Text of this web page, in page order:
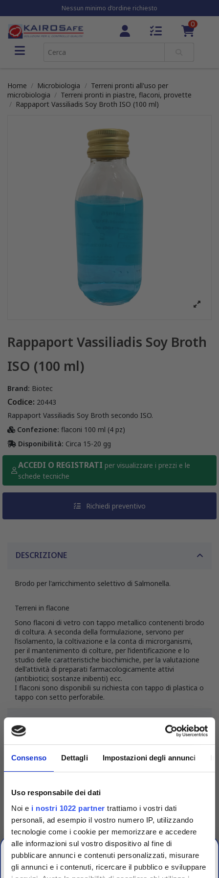
Consenso Dettagli Impostazioni degli annunci
Uso responsabile dei dati
Noi e i nostri 1022 partner trattiamo i vostri dati
personali, ad esempio il vostro numero IP, utilizzando
tecnologie come i cookie per memorizzare e accedere
alle informazioni sul vostro dispositivo al fine di
pubblicare annunci e contenuti personalizzati, misurare
gli annunci e i contenuti, ricercare il pubblico e sviluppare
Nessun minimo d’ordine richiesto
0
Home Microbiologia
Terreni pronti all'uso per
microbiologia
Terreni pronti in piastre, flaconi, provette
Rappaport Vassiliadis Soy Broth ISO (100 ml)
Rappaport Vassiliadis Soy Broth
ISO (100 ml)
Brand: Biotec
Codice: 20443
Rappaport Vassiliadis Soy Broth secondo ISO.
Confezione: flaconi 100 ml (4 pz)
Disponibilità: Circa 15-20 gg
ACCEDI O REGISTRATI per visualizzare i prezzi e le
schede tecniche
Richiedi preventivo
DESCRIZIONE
Brodo per l'arricchimento selettivo di Salmonella.
Terreni in flacone
Sono flaconi di vetro con tappo metallico contenenti brodo
di coltura. A seconda della formulazione, servono per
l’isolamento, la coltivazione e la conta di microrganismi,
per il mantenimento di colture, per l’identificazione e lo
studio delle caratteristiche biochimiche, per la valutazione
dell'attività di preparati farmacologicamente attivi
(antibiotici; sostanze inibenti) ecc.
I flaconi sono disponibili su richiesta con tappo di plastica o
tappo con setto perforabile.
DETTAGLI DEL PRODOTTO